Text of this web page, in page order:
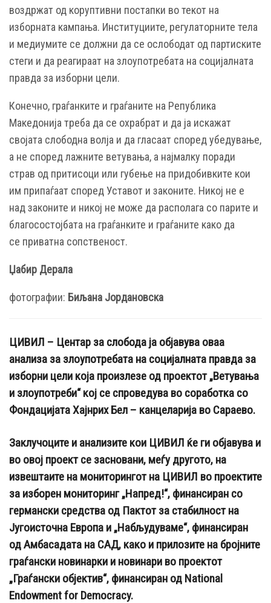
воздржат од коруптивни постапки во текот на
изборната кампања. Институциите, регулаторните тела
и медиумите се должни да се ослободат од партиските
стеги и да реагираат на злоупотребата на социјалната
правда за изборни цели.
Конечно, граѓанките и граѓаните на Република
Македонија треба да се охрабрат и да ја искажат
својата слободна волја и да гласаат според убедување,
а не според лажните ветувања, а најмалку поради
страв од притисоци или губење на придобивките кои
им припаѓаат според Уставот и законите. Никој не е
над законите и никој не може да располага со парите и
благосостојбата на граѓанките и граѓаните како да
се приватна сопственост.
Џабир Дерала
фотографии: Биљана Јордановска
ЦИВИЛ – Центар за слобода ја објавува оваа
анализа за злоупотребата на социјалната правда за
изборни цели која произлезе од проектот „Ветувања
и злоупотреби“ кој се спроведува во соработка со
Фондацијата Хајнрих Бел – канцеларија во Сараево.
Заклучоците и анализите кои ЦИВИЛ ќе ги објавува и
во овој проект се засновани, меѓу другото, на
извештаите на мониторингот на ЦИВИЛ во проектите
за изборен мониторинг „Напред!“, финансиран со
германски средства од Пактот за стабилност на
Југоисточна Европа и „Набљудуваме“, финансиран
од Амбасадата на САД, како и прилозите на бројните
граѓански новинарки и новинари во проектот
„Граѓански објектив“, финансиран од National
Endowment for Democracy.